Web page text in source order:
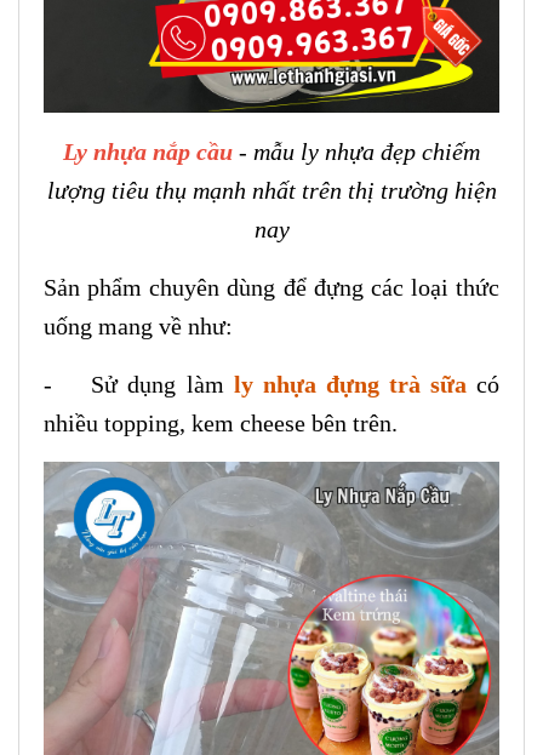
Ly nhựa nắp cầu - mẫu ly nhựa đẹp chiếm
lượng tiêu thụ mạnh nhất trên thị trường hiện
nay
Sản phẩm chuyên dùng để đựng các loại thức
uống mang về như:
- Sử dụng làm ly nhựa đựng trà sữa có
nhiều topping, kem cheese bên trên.